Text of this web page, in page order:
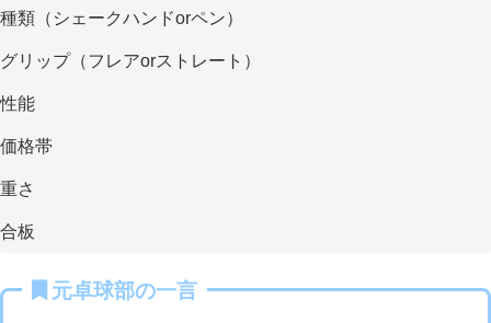
種類（シェークハンドorペン）
グリップ（フレアorストレート）
性能
価格帯
重さ
合板
元卓球部の一言